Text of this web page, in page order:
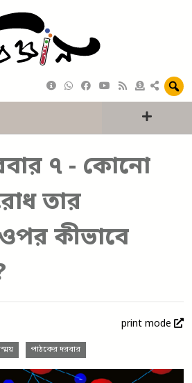
৭ - কোনো
তার
কীভাবে
print mode
পাঠকের দরবার